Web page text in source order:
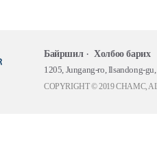
Байршил
Холбоо барих
1205, Jungang-ro, Ilsandong-
COPYRIGHT © 2019 CHAMC,